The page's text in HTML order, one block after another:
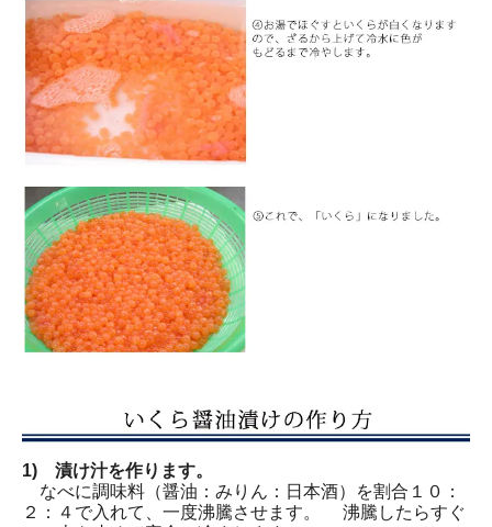
1) 漬け汁を作ります。
なべに調味料（醤油：みりん：日本酒）を割合１０：
２：４で入れて、一度沸騰させます。 沸騰したらすぐ